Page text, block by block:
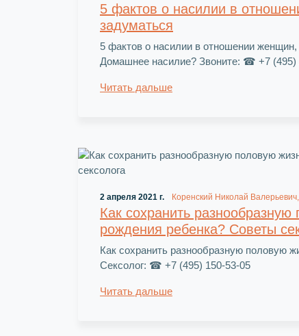
5 фактов о насилии в
задуматься
5 фактов о насилии в отношении женщин,
Домашнее насилие? Звоните: ☎ +7 (495)
Читать дальше
2 апреля 2021 г. Коренский Николай
Как сохранить
рождения ребенка? Советы
Как сохранить разнообразную половую
Сексолог: ☎ +7 (495) 150-53-05
Читать дальше